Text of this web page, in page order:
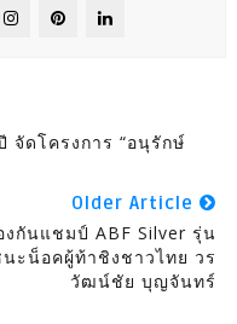
ดโครงการ “อนุรักษ์
Older Article
กันแชมป์ ABF Silver รุ่น
นะน็อคผู้ท้าชิงชาวไทย วร
วัฒน์ชัย บุญจันทร์